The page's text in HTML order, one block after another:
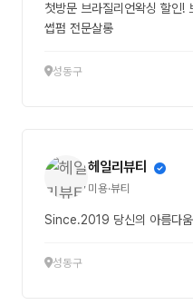
첫방문 브라질리언왁싱 할인!
썹펌 전문살롱
성동구
헤일리뷰티
미용·뷰티
Since.2019 당신의 아름다
성동구